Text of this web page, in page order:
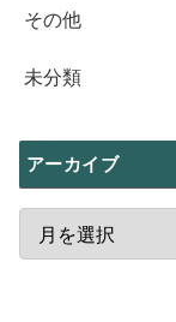
その他
未分類
アーカイブ